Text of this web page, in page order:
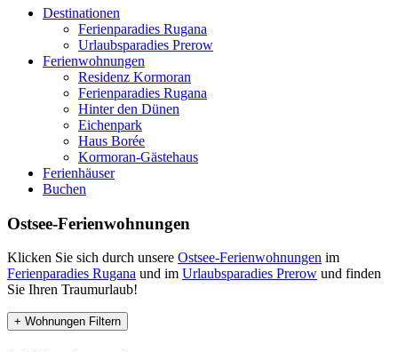
Destinationen
Ferienparadies Rugana
Urlaubsparadies Prerow
Ferienwohnungen
Residenz Kormoran
Ferienparadies Rugana
Hinter den Dünen
Eichenpark
Haus Borée
Kormoran-Gästehaus
Ferienhäuser
Buchen
Ostsee-Ferienwohnungen
Klicken Sie sich durch unsere Ostsee-Ferienwohnungen im
Ferienparadies Rugana und im Urlaubsparadies Prerow und finden
Sie Ihren Traumurlaub!
+ Wohnungen Filtern